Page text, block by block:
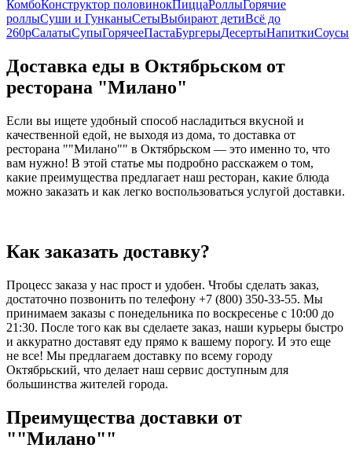
КомбоКонструктор половинокПиццаРоллыГорячие
роллыСуши и ГунканыСетыВыбирают детиВсё до
260рСалатыСупыГорячееПастаБургерыДесертыНапиткиСоусы
Доставка еды в Октябрьском от
ресторана "Милано"
Если вы ищете удобный способ насладиться вкусной и
качественной едой, не выходя из дома, то доставка от
ресторана ""Милано"" в Октябрьском — это именно то, что
вам нужно! В этой статье мы подробно расскажем о том,
какие преимущества предлагает наш ресторан, какие блюда
можно заказать и как легко воспользоваться услугой доставки.
Как заказать доставку?
Процесс заказа у нас прост и удобен. Чтобы сделать заказ,
достаточно позвонить по телефону +7 (800) 350-33-55. Мы
принимаем заказы с понедельника по воскресенье с 10:00 до
21:30. После того как вы сделаете заказ, наши курьеры быстро
и аккуратно доставят еду прямо к вашему порогу. И это еще
не все! Мы предлагаем доставку по всему городу
Октябрьский, что делает наш сервис доступным для
большинства жителей города.
Преимущества доставки от
""Милано""